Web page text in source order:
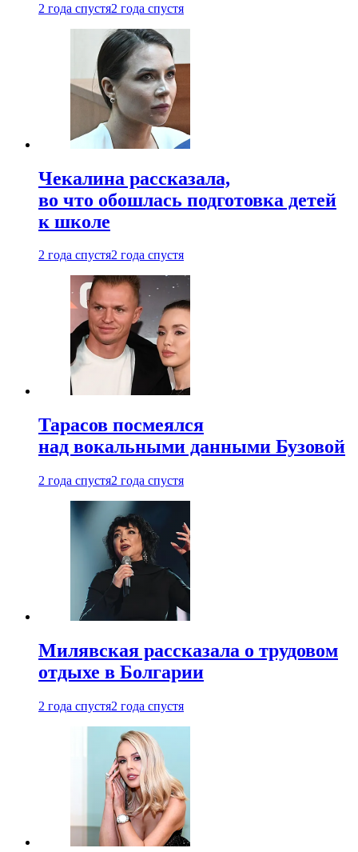
2 года спустя2 года спустя
Чекалина рассказала,
во что обошлась подготовка детей
к школе
2 года спустя2 года спустя
Тарасов посмеялся
над вокальными данными Бузовой
2 года спустя2 года спустя
Милявская рассказала о трудовом
отдыхе в Болгарии
2 года спустя2 года спустя